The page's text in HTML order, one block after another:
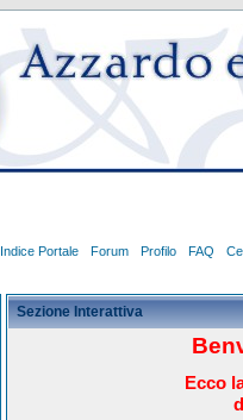
Indice Portale Forum Profilo FAQ
Sezione Interattiva
Ecco